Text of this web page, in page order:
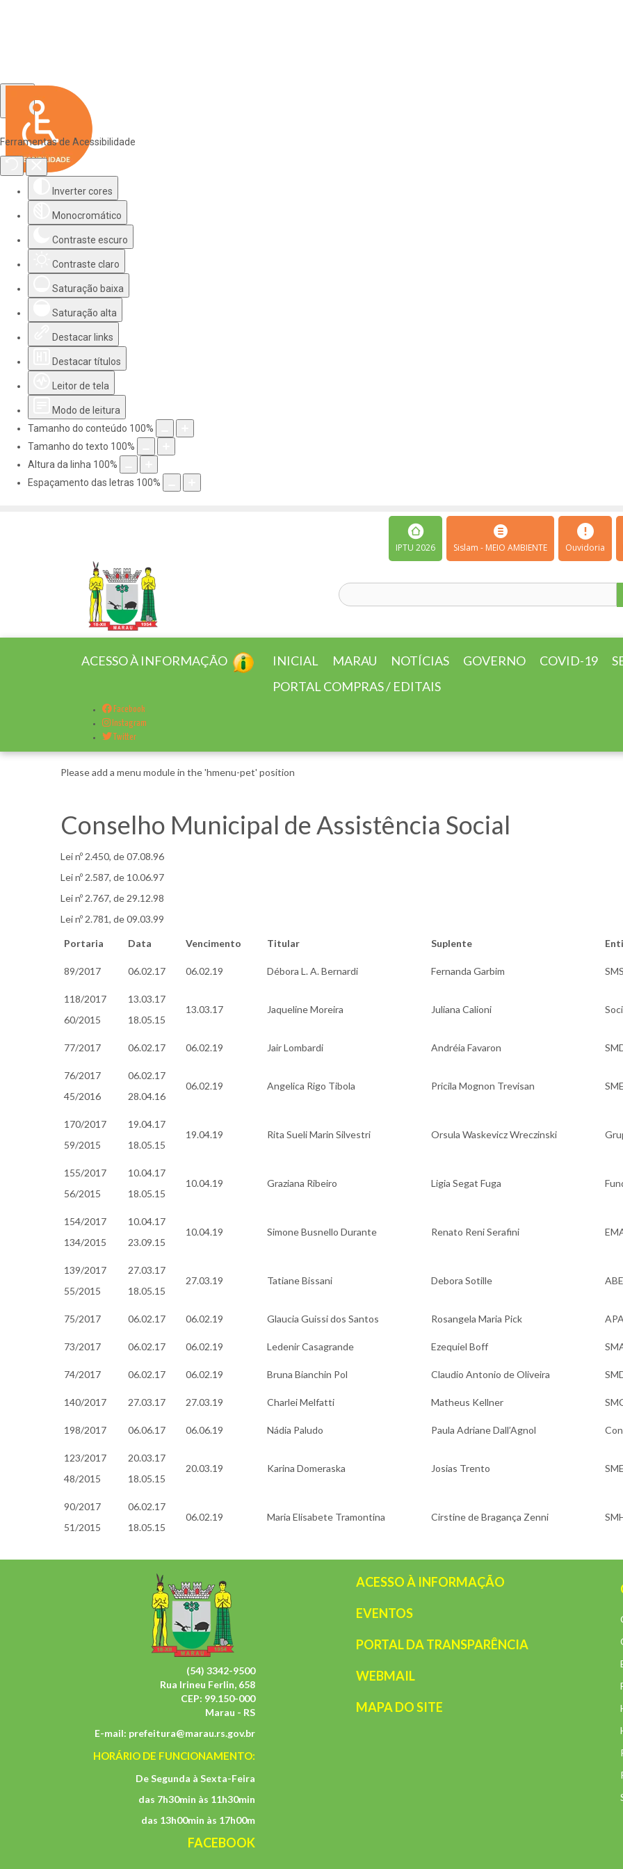
Ferramentas de Acessibilidade
Inverter cores
Monocromático
Contraste escuro
Contraste claro
Saturação baixa
Saturação alta
Destacar links
Destacar títulos
Leitor de tela
Modo de leitura
Tamanho do conteúdo 100%
Tamanho do texto 100%
Altura da linha 100%
Espaçamento das letras 100%
IPTU 2026 Sislam - MEIO AMBIENTE Ouvidoria
ACESSO À INFORMAÇÃO INICIAL MARAU NOTÍCIAS GOVERNO COVID-19
PORTAL COMPRAS / EDITAIS
Facebook
Instagram
Twitter
Please add a menu module in the 'hmenu-pet' position
Conselho Municipal de Assistência Social
Lei nº 2.450, de 07.08.96
Lei nº 2.587, de 10.06.97
Lei nº 2.767, de 29.12.98
Lei nº 2.781, de 09.03.99
Portaria Data Vencimento Titular Suplente
89/2017 06.02.17 06.02.19 Débora L. A. Bernardi Fernanda Garbim SMS
118/2017
60/2015
13.03.17
18.05.15
13.03.17 Jaqueline Moreira Juliana Calioni
77/2017 06.02.17 06.02.19 Jair Lombardi Andréia Favaron
76/2017
45/2016
06.02.17
28.04.16
06.02.19 Angelica Rigo Tibola Pricila Mognon Trevisan SME
170/2017
59/2015
19.04.17
18.05.15
19.04.19 Rita Sueli Marin Silvestri Orsula Waskevicz Wreczinski
155/2017
56/2015
10.04.17
18.05.15
10.04.19 Graziana Ribeiro Ligia Segat Fuga
154/2017
134/2015
10.04.17
23.09.15
10.04.19 Simone Busnello Durante Renato Reni Serafini
139/2017
55/2015
27.03.17
18.05.15
27.03.19 Tatiane Bissani Debora Sotille
75/2017 06.02.17 06.02.19 Glaucia Guissi dos Santos Rosangela Maria Pick
73/2017 06.02.17 06.02.19 Ledenir Casagrande Ezequiel Boff
74/2017 06.02.17 06.02.19 Bruna Bianchin Pol Claudio Antonio de Oliveira
140/2017 27.03.17 27.03.19 Charlei Melfatti Matheus Kellner
198/2017 06.06.17 06.06.19 Nádia Paludo Paula Adriane Dall’Agnol
123/2017
48/2015
20.03.17
18.05.15
20.03.19 Karina Domeraska Josias Trento
90/2017
51/2015
06.02.17
18.05.15
06.02.19 Maria Elisabete Tramontina Cirstine de Bragança Zenni
(54) 3342-9500
Rua Irineu Ferlin, 658
CEP: 99.150-000
Marau - RS
E-mail: prefeitura@marau.rs.gov.br
HORÁRIO DE FUNCIONAMENTO:
De Segunda à Sexta-Feira
das 7h30min às 11h30min
das 13h00min às 17h00m
FACEBOOK
ACESSO À INFORMAÇÃO
EVENTOS
PORTAL DA TRANSPARÊNCIA
WEBMAIL
MAPA DO SITE